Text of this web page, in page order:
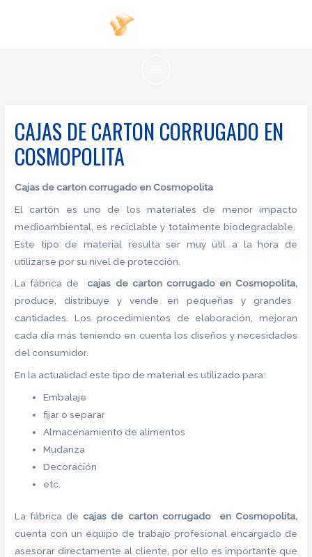
CAJAS DE CARTON CORRUGADO EN
COSMOPOLITA
Cajas de carton corrugado en Cosmopolita
El cartón es uno de los materiales de menor impacto
medioambiental, es reciclable y totalmente biodegradable.
Este tipo de material resulta ser muy útil a la hora de
utilizarse por su nivel de protección.
La fábrica decajas de carton corrugado en Cosmopolita,
produce, distribuye y vende en pequeñas y grandes
cantidades. Los procedimientos de elaboración, mejoran
cada día más teniendo en cuenta los diseños y necesidades
del consumidor.
En la actualidad este tipo de material es utilizado para:
Embalaje
fijar o separar
Almacenamiento de alimentos
Mudanza
Decoración
etc.
La fábrica decajas de carton corrugado en Cosmopolita,
cuenta con un equipo de trabajo profesional encargado de
asesorar directamente al cliente, por ello es importante que